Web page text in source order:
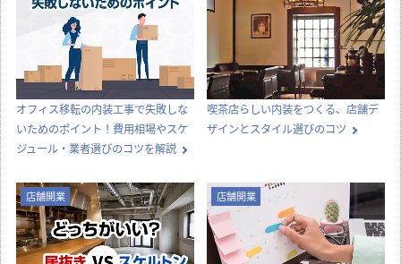
オフィス移転の内装工事で失敗しな
いためのポイント！費用相場やスケ
ジュール・業者選びのコツを解説
喫茶店らしい内装をつくる、店舗デ
ザインとスタイル選びのコツ
店舗開業 店舗開業